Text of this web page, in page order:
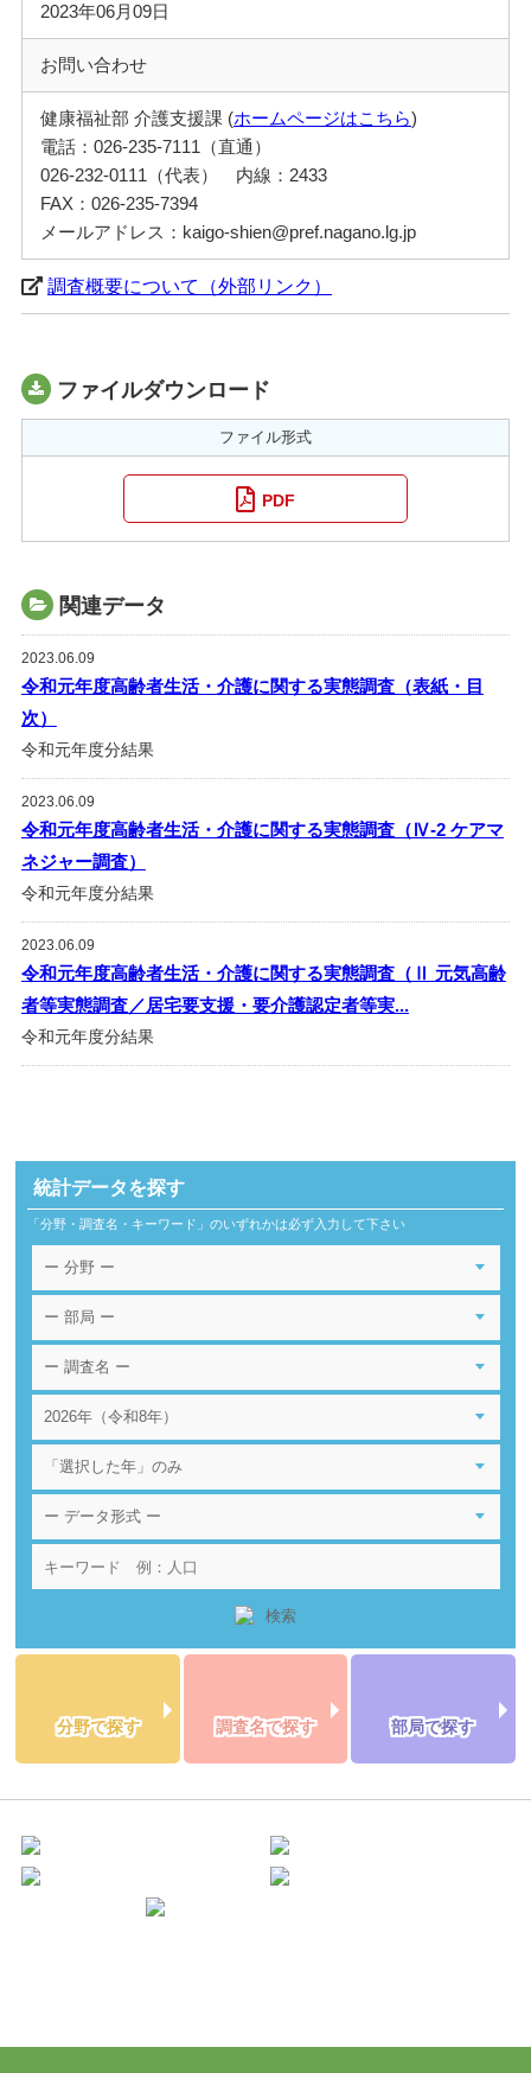
2023年06月09日
お問い合わせ
健康福祉部 介護支援課 (ホームページはこちら)
電話：026-235-7111（直通）
026-232-0111（代表） 内線：2433
FAX：026-235-7394
メールアドレス：kaigo-shien@pref.nagano.lg.jp
調査概要について（外部リンク）
ファイルダウンロード
ファイル形式
PDF
関連データ
2023.06.09
令和元年度高齢者生活・介護に関する実態調査（表紙・目
次）
令和元年度分結果
2023.06.09
令和元年度高齢者生活・介護に関する実態調査（Ⅳ-2 ケアマ
ネジャー調査）
令和元年度分結果
2023.06.09
令和元年度高齢者生活・介護に関する実態調査（Ⅱ 元気高齢
者等実態調査／居宅要支援・要介護認定者等実...
令和元年度分結果
統計データを探す
「分野・調査名・キーワード」のいずれかは必ず入力して下さい
分野で探す 調査名で探す 部局で探す